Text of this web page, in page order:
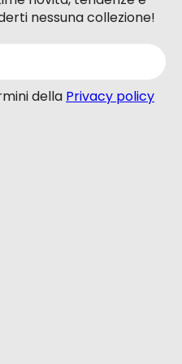
nessuna collezione!
della Privacy policy